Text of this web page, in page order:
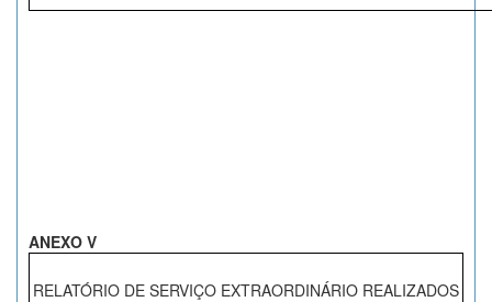
ANEXO V
RELATÓRIO DE SERVIÇO EXTRAORDINÁRIO REALIZADOS